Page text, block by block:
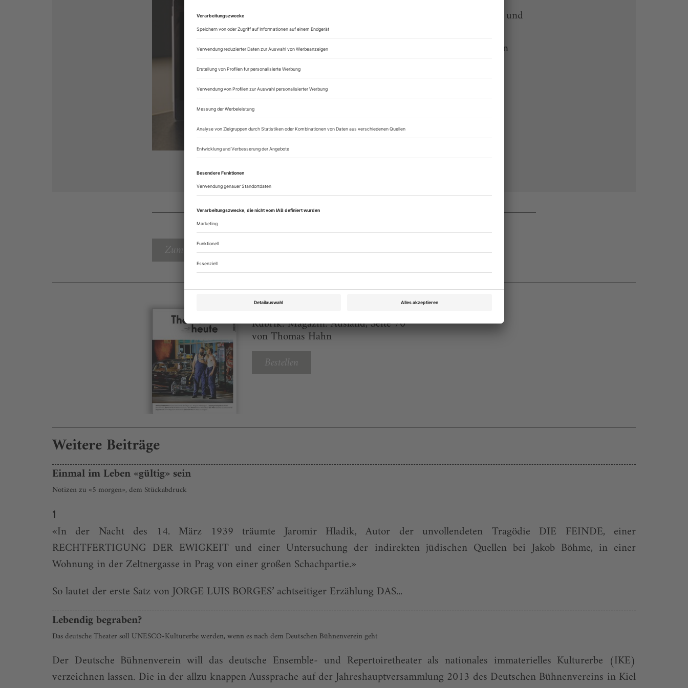
Zugang zur Theater-heute-App und
Lesegenuss auf allen Endgeräten
Zugang zum Onlinearchiv von
Theater heute
Sie können alle Vorteile des Abos
sofort nutzen
Digital-Abo testen
Zum Inhaltsverzeichnis
Rubrik: Magazin: Ausland, Seite 70
von Thomas Hahn
Bestellen
Weitere Beiträge
Einmal im Leben «gültig» sein
Notizen zu «5 morgen», dem Stückabdruck
1
«In der Nacht des 14. März 1939 träumte Jaromir Hladik, Autor der un­vollendeten Tragödie DIE FEINDE, einer
RECHTFERTIGUNG DER EWIGKEIT und einer Untersuchung der indirekten jüdischen Quellen bei Jakob Böhme, in einer
Wohnung in der Zeltnergasse in Prag von einer großen Schachpartie.»
So lautet der erste Satz von JORGE LUIS BORGES’ achtseitiger Erzählung DAS...
Lebendig begraben?
Das deutsche Theater soll UNESCO-Kulturerbe werden, wenn es nach dem Deutschen Bühnenverein geht
Der Deutsche Bühnenverein will das deutsche Ensemble- und Repertoiretheater als nationales immaterielles Kulturerbe (IKE)
verzeichnen lassen. Die in der allzu knappen Aussprache auf der Jahreshauptversammlung 2013 des Deutschen Bühnenvereins in Kiel